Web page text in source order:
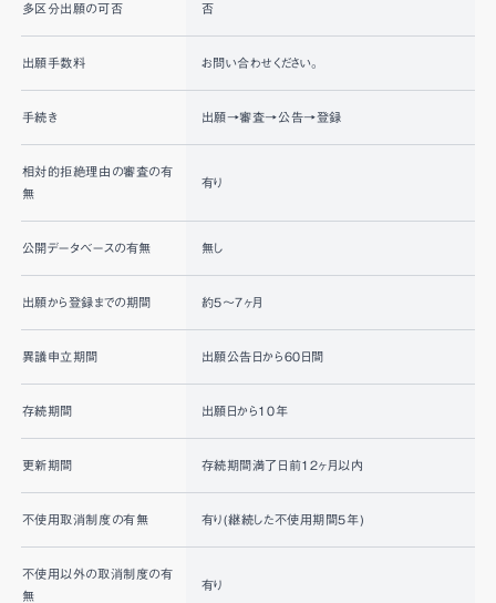
多区分出願の可否 否
出願手数料 お問い合わせください。
手続き 出願→審査→公告→登録
相対的拒絶理由の審査の有
無
有り
公開データベースの有無 無し
出願から登録までの期間 約5〜7ヶ月
異議申立期間 出願公告日から60日間
存続期間 出願日から10年
更新期間 存続期間満了日前12ヶ月以内
不使用取消制度の有無 有り(継続した不使用期間5年)
不使用以外の取消制度の有
無
有り